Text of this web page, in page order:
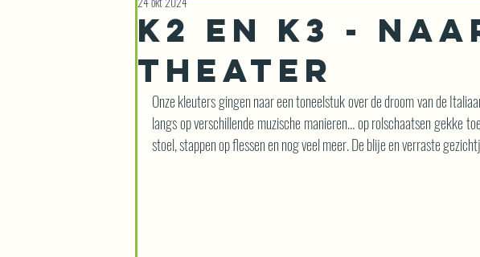
K2 EN K3 -
THEATER
Onze kleuters gingen naar een toneelstuk over de droom van de
langs op verschillende muzische manieren… op rolschaatsen gekke
stoel, stappen op flessen en nog veel meer. De blije en verraste